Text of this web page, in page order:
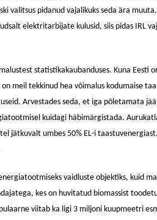
valitsus pidanud vajalikuks seda ära
elektritarbijate kulusid, siis pidas IRL
statistikakaubanduses. Kuna Eesti
meil tekkinud hea võimalus kodumaise
Arvestades seda, et iga põletamata
kuidagi häbimärgistada.
jätkuvalt umbes 50% EL-i
vaidluste objektiks, kuid
kes on huvitatud biomassist
viitab ka ligi 3 miljoni kuupmeetri